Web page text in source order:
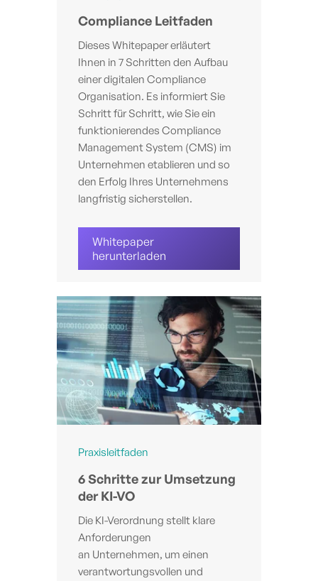
Compliance Leitfaden
Dieses Whitepaper erläutert
Ihnen in 7 Schritten den Aufbau
einer digitalen Compliance
Organisation. Es informiert Sie
Schritt für Schritt, wie Sie ein
funktionierendes Compliance
Management System (CMS) im
Unternehmen etablieren und so
den Erfolg Ihres Unternehmens
langfristig sicherstellen.
Whitepaper
herunterladen
Praxisleitfaden
6 Schritte zur Umsetzung
der KI-VO
Die KI-Verordnung stellt klare
Anforderungen
an Unternehmen, um einen
verantwortungsvollen und